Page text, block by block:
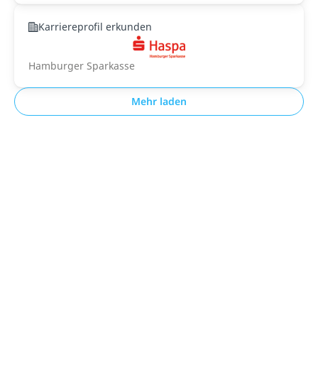
Karriereprofil erkunden
Hamburger Sparkasse
Mehr laden